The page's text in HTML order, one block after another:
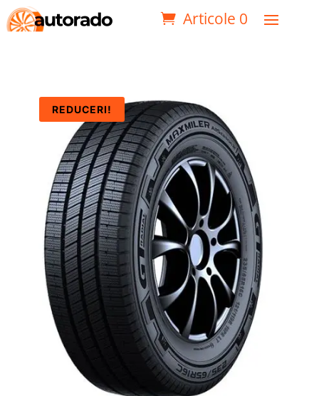
Articole 0
REDUCERI!